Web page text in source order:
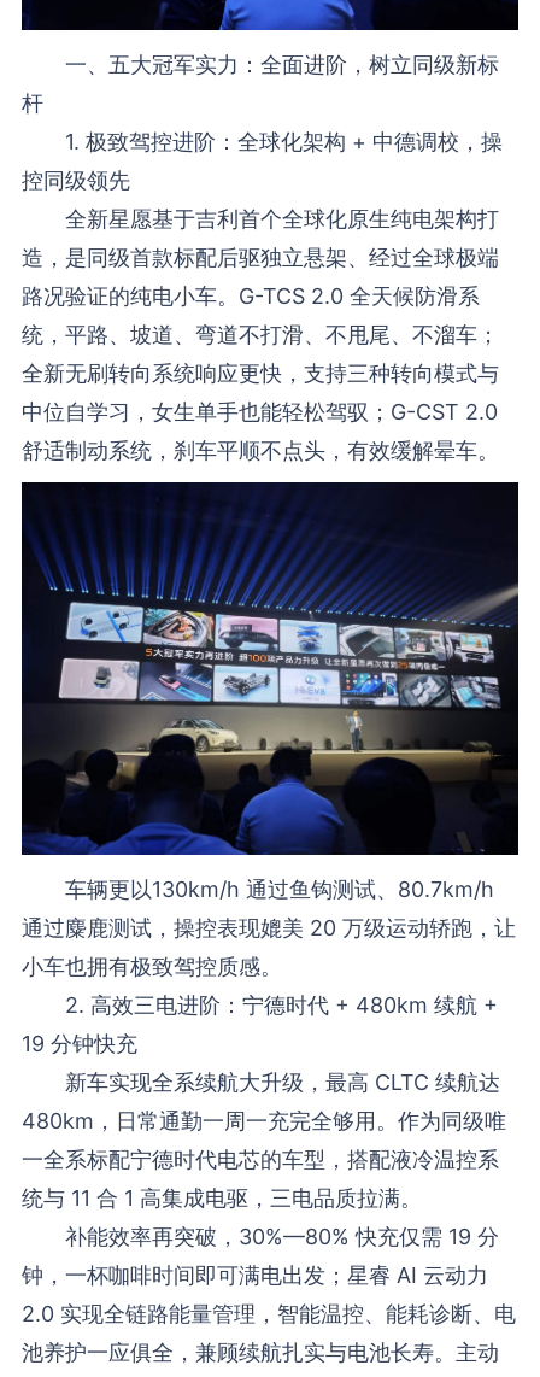
一、五大冠军实力：全面进阶，树立同级新标
杆
1. 极致驾控进阶：全球化架构 + 中德调校，操
控同级领先
全新星愿基于吉利首个全球化原生纯电架构打
造，是同级首款标配后驱独立悬架、经过全球极端
路况验证的纯电小车。G-TCS 2.0 全天候防滑系
统，平路、坡道、弯道不打滑、不甩尾、不溜车；
全新无刷转向系统响应更快，支持三种转向模式与
中位自学习，女生单手也能轻松驾驭；G-CST 2.0
舒适制动系统，刹车平顺不点头，有效缓解晕车。
车辆更以130km/h 通过鱼钩测试、80.7km/h
通过麋鹿测试，操控表现媲美 20 万级运动轿跑，让
小车也拥有极致驾控质感。
2. 高效三电进阶：宁德时代 + 480km 续航 +
19 分钟快充
新车实现全系续航大升级，最高 CLTC 续航达
480km，日常通勤一周一充完全够用。作为同级唯
一全系标配宁德时代电芯的车型，搭配液冷温控系
统与 11 合 1 高集成电驱，三电品质拉满。
补能效率再突破，30%—80% 快充仅需 19 分
钟，一杯咖啡时间即可满电出发；星睿 AI 云动力
2.0 实现全链路能量管理，智能温控、能耗诊断、电
池养护一应俱全，兼顾续航扎实与电池长寿。主动